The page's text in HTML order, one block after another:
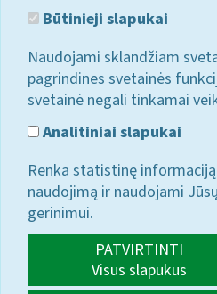
Būtinieji slapukai
Naudojami sklandžiam
pagrindines svetainės
svetainė negali tinkamai
Analitiniai slapukai
Renka statistinę
naudojimą ir naudojami
gerinimui.
PATVIRTINTI
Visus slapukus